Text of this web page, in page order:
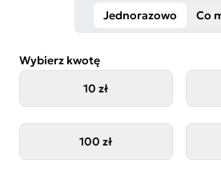
Jednorazowo Co
Wybierz kwotę
10 zł
100 zł